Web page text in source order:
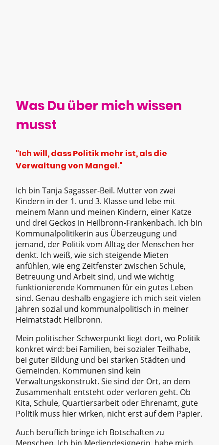
Was Du über mich wissen
musst
"Ich will, dass Politik mehr ist, als die
Verwaltung von Mangel."
Ich bin Tanja Sagasser-Beil. Mutter von zwei
Kindern in der 1. und 3. Klasse und lebe mit
meinem Mann und meinen Kindern, einer Katze
und drei Geckos in Heilbronn-Frankenbach. Ich bin
Kommunalpolitikerin aus Überzeugung und
jemand, der Politik vom Alltag der Menschen her
denkt. Ich weiß, wie sich steigende Mieten
anfühlen, wie eng Zeitfenster zwischen Schule,
Betreuung und Arbeit sind, und wie wichtig
funktionierende Kommunen für ein gutes Leben
sind. Genau deshalb engagiere ich mich seit vielen
Jahren sozial und kommunalpolitisch in meiner
Heimatstadt Heilbronn.
Mein politischer Schwerpunkt liegt dort, wo Politik
konkret wird: bei Familien, bei sozialer Teilhabe,
bei guter Bildung und bei starken Städten und
Gemeinden. Kommunen sind kein
Verwaltungskonstrukt. Sie sind der Ort, an dem
Zusammenhalt entsteht oder verloren geht. Ob
Kita, Schule, Quartiersarbeit oder Ehrenamt, gute
Politik muss hier wirken, nicht erst auf dem Papier.
Auch beruflich bringe ich Botschaften zu